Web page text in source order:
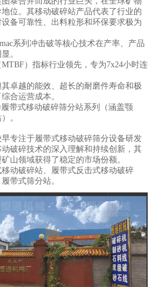
位。其移动破碎站产品代表了行业的
备可靠性、出料粒形和环保要求极为
系列冲击破等核心技术在产率、产品
。
）指标行业领先，专为7x24小时连
越的能效、超长的耐磨件寿命和极
合运营成本。
式移动破碎筛分站系列（涵盖颚
。
注于履带式移动破碎筛分设备研发
破碎技术的深入理解和持续创新，其
山领域获得了稳定的市场份额。
破碎站、履带式反击式移动破碎
带式筛分站。